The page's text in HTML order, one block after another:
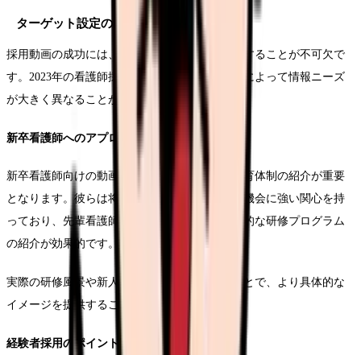
ターゲット設定の明確化
採用動画の成功には、視聴者の特性を深く理解することが不可欠で
す。2023年の看護師採用市場では、世代や経験によって情報ニーズ
が大きく異なることが明らかになっています。
新卒看護師へのアプローチ
新卒看護師向けの動画では、職場の雰囲気や教育体制の紹介が重要
となります。彼らは将来のキャリアパスや成長機会に強い関心を持
っており、先輩看護師の成長ストーリーや具体的な研修プログラム
の紹介が効果的です。
実際の研修風景や新人看護師の声を収録することで、より具体的な
イメージを提供することができます。
経験者採用のポイント